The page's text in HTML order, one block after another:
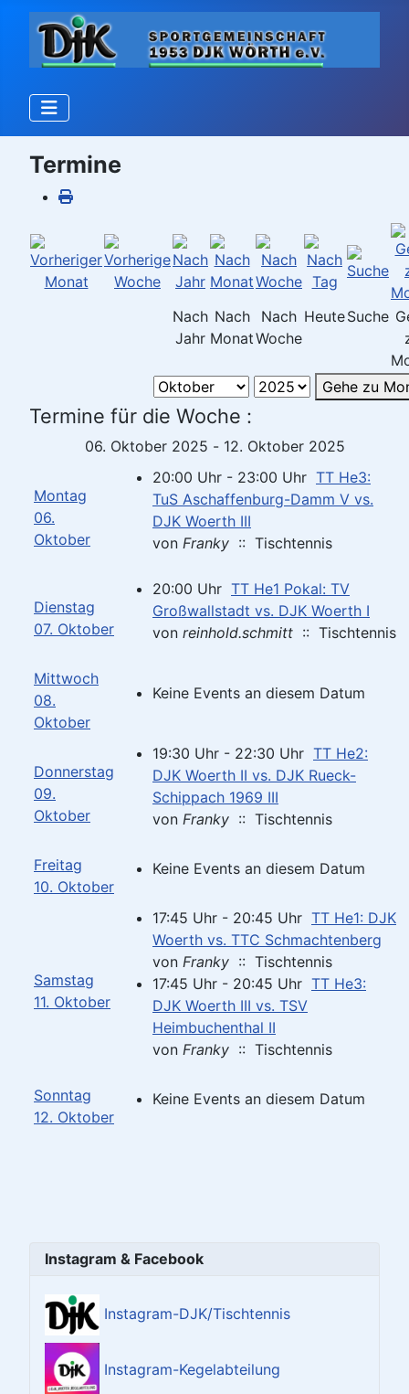
Termine
Nach
Jahr
Nach
Monat
Nach
Woche
HeuteSuche
Gehe zu
Termine für die Woche :
06. Oktober 2025 - 12. Oktober 2025
Montag
06.
Oktober
20:00 Uhr - 23:00 Uhr TT He3:
TuS Aschaffenburg-Damm V vs.
DJK Woerth III
von Franky :: Tischtennis
Dienstag
07. Oktober
20:00 Uhr TT He1 Pokal: TV
Großwallstadt vs. DJK Woerth I
von reinhold.schmitt :: Tischtennis
Mittwoch
08.
Oktober
Keine Events an diesem Datum
Donnerstag
09.
Oktober
19:30 Uhr - 22:30 Uhr TT He2:
DJK Woerth II vs. DJK Rueck-
Schippach 1969 III
von Franky :: Tischtennis
Freitag
10. Oktober
Keine Events an diesem Datum
Samstag
11. Oktober
17:45 Uhr - 20:45 Uhr TT He1: DJK
Woerth vs. TTC Schmachtenberg
von Franky :: Tischtennis
17:45 Uhr - 20:45 Uhr TT He3:
DJK Woerth III vs. TSV
Heimbuchenthal II
von Franky :: Tischtennis
Sonntag
12. Oktober
Keine Events an diesem Datum
Instagram & Facebook
Instagram-DJK/Tischtennis
Instagram-Kegelabteilung